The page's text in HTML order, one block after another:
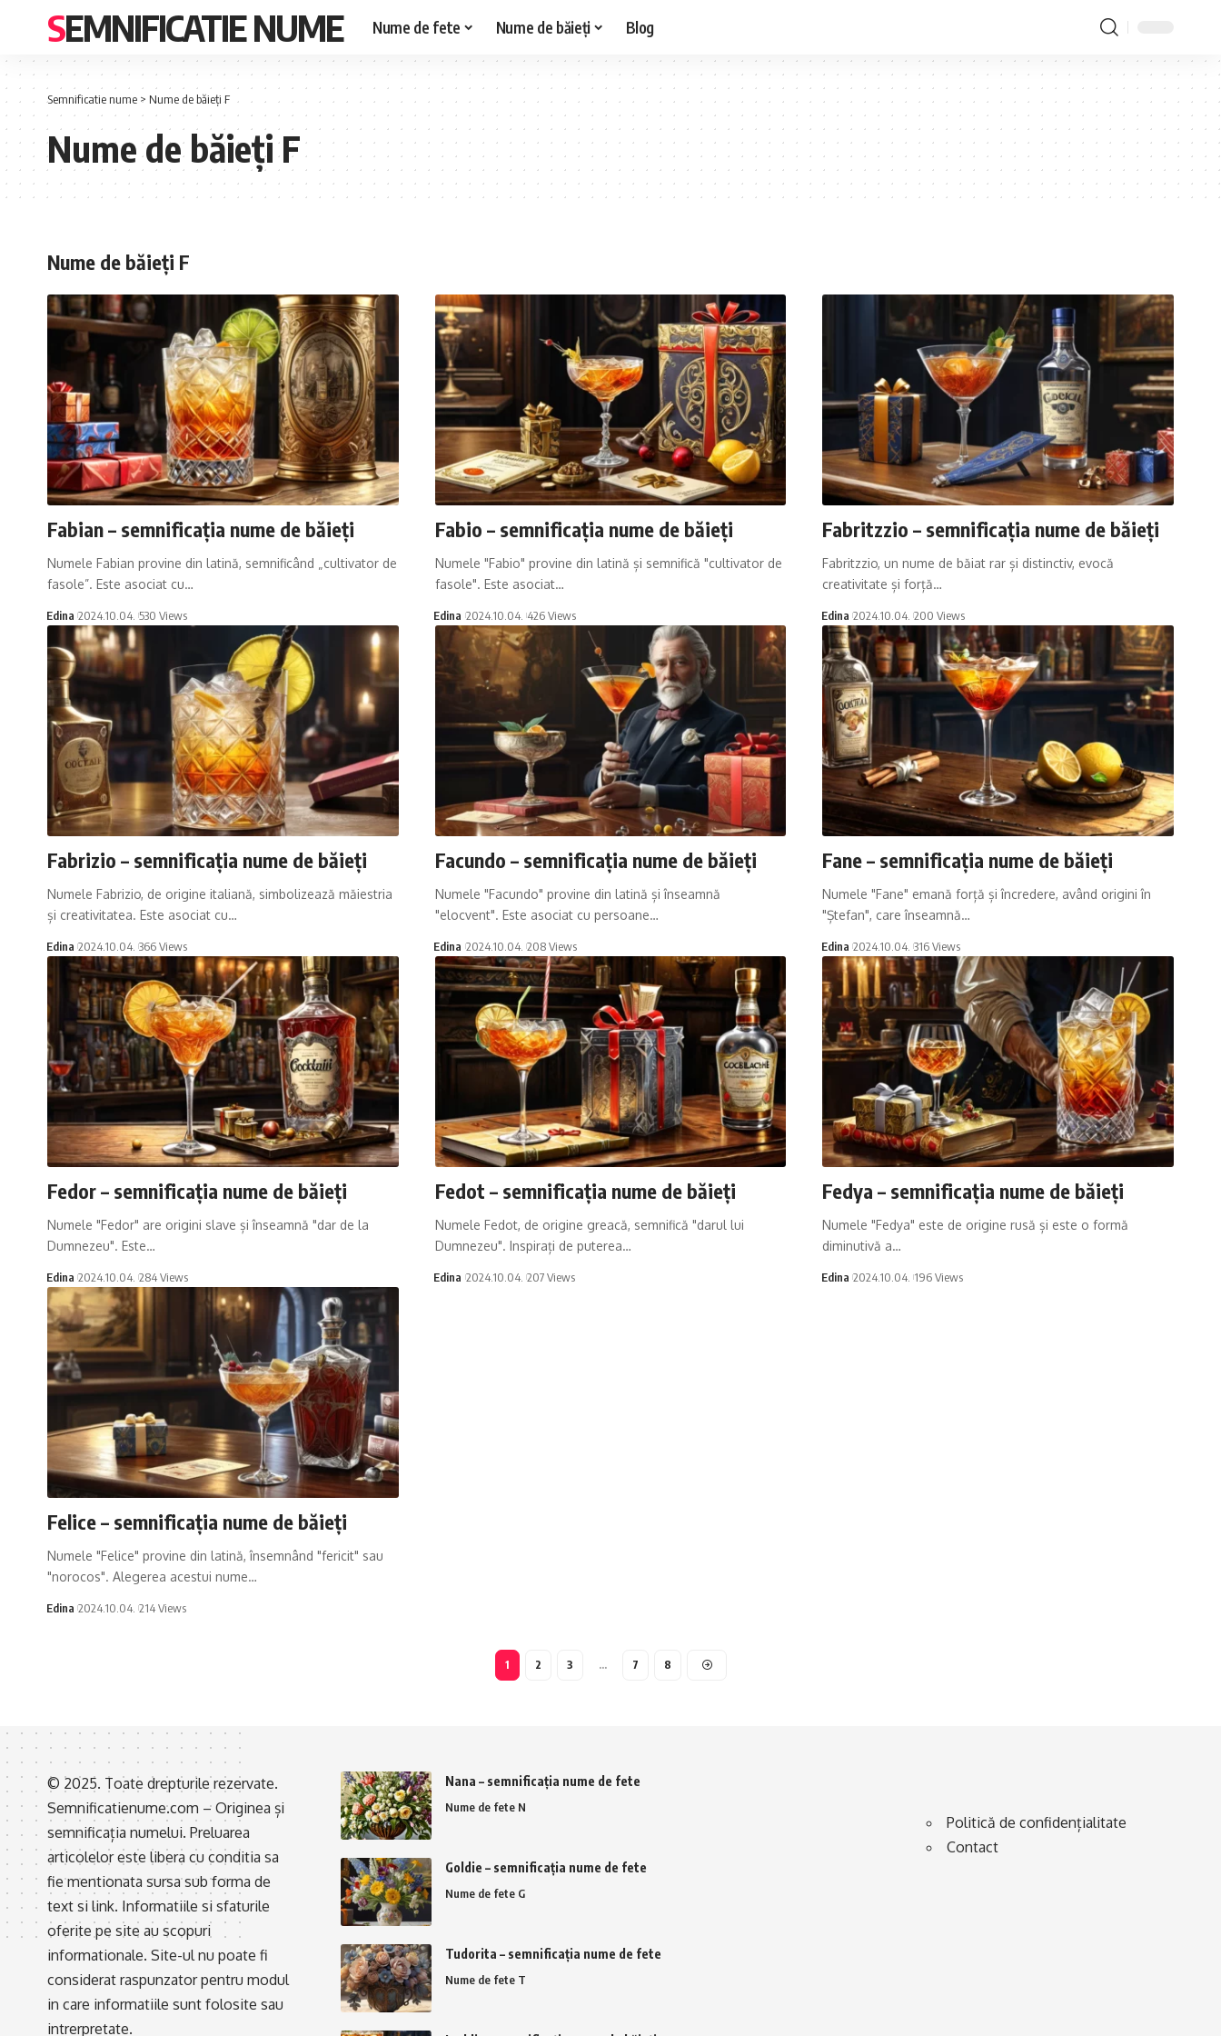
SEMNIFICATIE NUME Nume de fete Nume de băieți Blog
Semnificatie nume > Nume de băieți F
Nume de băieți F
Nume de băieți F
Fabian – semnificația nume de băieți
Numele Fabian provine din latină, semnificând „cultivator de
fasole”. Este asociat cu…
Edina 2024.10.04. 530 Views
Fabio – semnificația nume de băieți
Numele "Fabio" provine din latină și semnifică "cultivator de
fasole". Este asociat…
Edina 2024.10.04. 426 Views
Fabritzzio – semnificația nume de băieți
Fabritzzio, un nume de băiat rar și distinctiv, evocă
creativitate și forță…
Edina 2024.10.04. 200 Views
Fabrizio – semnificația nume de băieți
Numele Fabrizio, de origine italiană, simbolizează măiestria
și creativitatea. Este asociat cu…
Edina 2024.10.04. 366 Views
Facundo – semnificația nume de băieți
Numele "Facundo" provine din latină și înseamnă
"elocvent". Este asociat cu persoane…
Edina 2024.10.04. 208 Views
Fane – semnificația nume de băieți
Numele "Fane" emană forță și încredere, având origini în
"Ștefan", care înseamnă…
Edina 2024.10.04. 316 Views
Fedor – semnificația nume de băieți
Numele "Fedor" are origini slave și înseamnă "dar de la
Dumnezeu". Este…
Edina 2024.10.04. 284 Views
Fedot – semnificația nume de băieți
Numele Fedot, de origine greacă, semnifică "darul lui
Dumnezeu". Inspirați de puterea…
Edina 2024.10.04. 207 Views
Fedya – semnificația nume de băieți
Numele "Fedya" este de origine rusă și este o formă
diminutivă a…
Edina 2024.10.04. 196 Views
Felice – semnificația nume de băieți
Numele "Felice" provine din latină, însemnând "fericit" sau
"norocos". Alegerea acestui nume…
Edina 2024.10.04. 214 Views
1 2 3 … 7 8
© 2025. Toate drepturile rezervate.
Semnificatienume.com – Originea și
semnificația numelui. Preluarea
articolelor este libera cu conditia sa
fie mentionata sursa sub forma de
text si link. Informatiile si sfaturile
oferite pe site au scopuri
informationale. Site-ul nu poate fi
considerat raspunzator pentru modul
in care informatiile sunt folosite sau
intrerpretate.
Nana – semnificația nume de fete
Nume de fete N
Goldie – semnificația nume de fete
Nume de fete G
Tudorita – semnificația nume de fete
Nume de fete T
Politică de confidențialitate
Contact